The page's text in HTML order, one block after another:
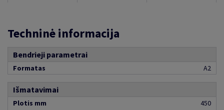
Techninė informacija
Bendrieji parametrai
Formatas A2
Išmatavimai
Plotis mm
450